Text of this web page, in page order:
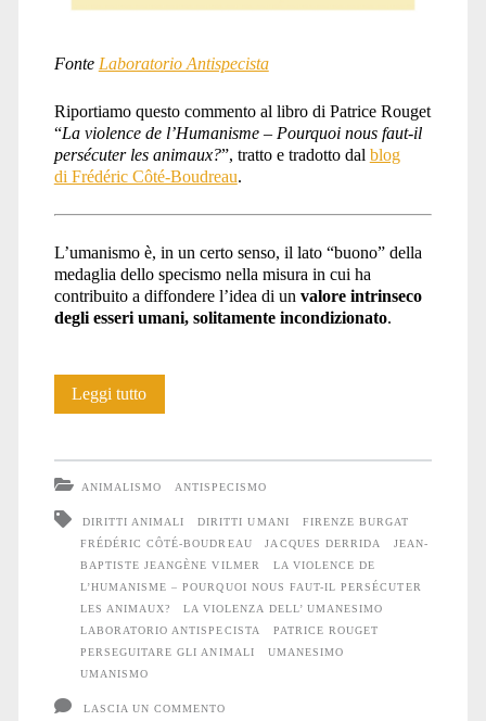
Fonte Laboratorio Antispecista
Riportiamo questo commento al libro di Patrice Rouget
“La violence de l’Humanisme – Pourquoi nous faut-il
persécuter les animaux?”, tratto e tradotto dal blog
di Frédéric Côté-Boudreau.
L’umanismo è, in un certo senso, il lato “buono” della
medaglia dello specismo nella misura in cui ha
contribuito a diffondere l’idea di un valore intrinseco
degli esseri umani, solitamente incondizionato.
Leggi tuttoL’umanismo
distruzione
di
massa
ANIMALISMO ANTISPECISMO
DIRITTI ANIMALI DIRITTI UMANI
FIRENZE BURGAT
FRÉDÉRIC CÔTÉ-BOUDREAU
JACQUES DERRIDA
JEAN-
BAPTISTE JEANGÈNE VILMER
LA VIOLENCE DE
L’HUMANISME – POURQUOI NOUS FAUT-IL PERSÉCUTER
LES ANIMAUX?
LA VIOLENZA DELL’ UMANESIMO
LABORATORIO ANTISPECISTA
PATRICE ROUGET
PERSEGUITARE GLI ANIMALI
UMANESIMO
UMANISMO
LASCIA UN COMMENTO